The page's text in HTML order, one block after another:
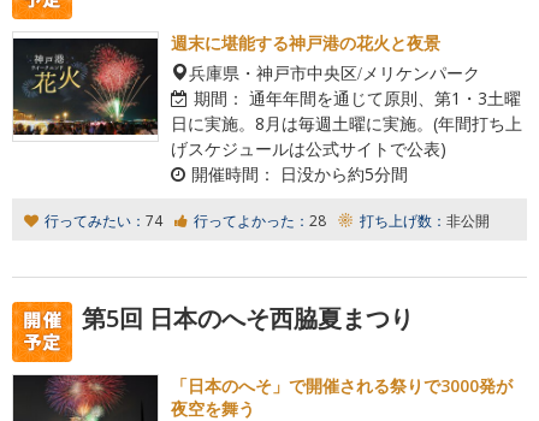
週末に堪能する神戸港の花火と夜景
兵庫県・神戸市中央区/メリケンパーク
期間： 通年年間を通じて原則、第1・3土曜
日に実施。8月は毎週土曜に実施。(年間打ち上
げスケジュールは公式サイトで公表)
開催時間：
日没から約5分間
行ってみたい： 74 行ってよかった： 28 打ち上げ数： 非公開
第5回 日本のへそ西脇夏まつり
「日本のへそ」で開催される祭りで3000発が
夜空を舞う